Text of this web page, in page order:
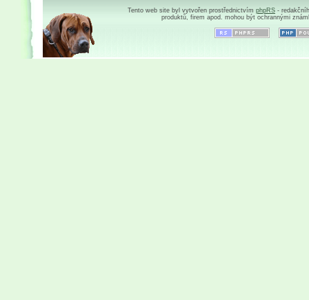
Tento web site byl vytvořen prostřednictvím phpRS -
produktů, firem apod. mohou být ochrannými